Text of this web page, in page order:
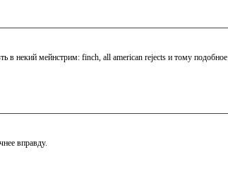
некий мейнстрим: finch, all american rejects и тому подобное
вправду.